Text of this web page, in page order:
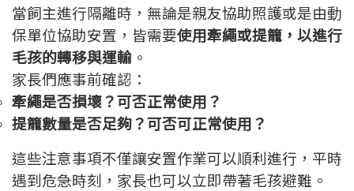
當飼主進行隔離時，無論是親友協助照護或是由動
保單位協助安置，皆需要使用牽繩或提籠，以進行
毛孩的轉移與運輸 。
家長們應事前確認：
牽繩是否損壞？可否正常使用？
提籠數量是否足夠？可否可正常使用？
這些注意事項不僅讓安置作業可以順利進行，平時
遇到危急時刻，家長也可以立即帶著毛孩避難。